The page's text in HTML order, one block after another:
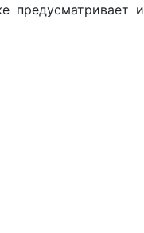
предусматривает и